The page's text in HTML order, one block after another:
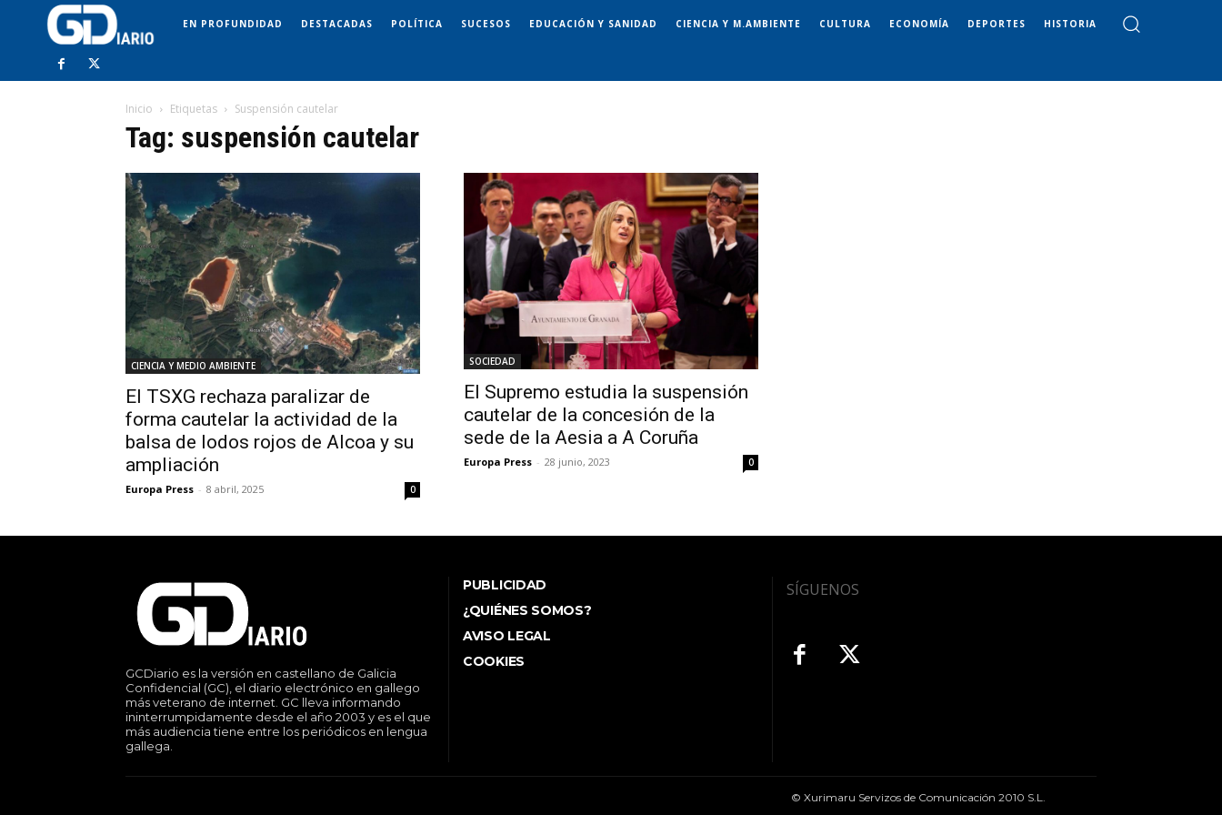
EN PROFUNDIDAD DESTACADAS POLÍTICA SUCESOS EDUCACIÓN Y SANIDAD CIENCIA Y M.AMBIENTE CULTURA ECONOMÍA DEPORTES HISTORIA
Inicio Etiquetas Suspensión cautelar
Tag: suspensión cautelar
CIENCIA Y MEDIO AMBIENTE
El TSXG rechaza paralizar de
forma cautelar la actividad de la
balsa de lodos rojos de Alcoa y su
ampliación
Europa Press - 8 abril, 2025 0
SOCIEDAD
El Supremo estudia la suspensión
cautelar de la concesión de la
sede de la Aesia a A Coruña
Europa Press - 28 junio, 2023 0
GCDiario es la versión en castellano de Galicia
Confidencial (GC), el diario electrónico en gallego
más veterano de internet. GC lleva informando
ininterrumpidamente desde el año 2003 y es el que
más audiencia tiene entre los periódicos en lengua
gallega.
PUBLICIDAD
¿QUIÉNES SOMOS?
AVISO LEGAL
COOKIES
SÍGUENOS
© Xurimaru Servizos de Comunicación 2010 S.L.